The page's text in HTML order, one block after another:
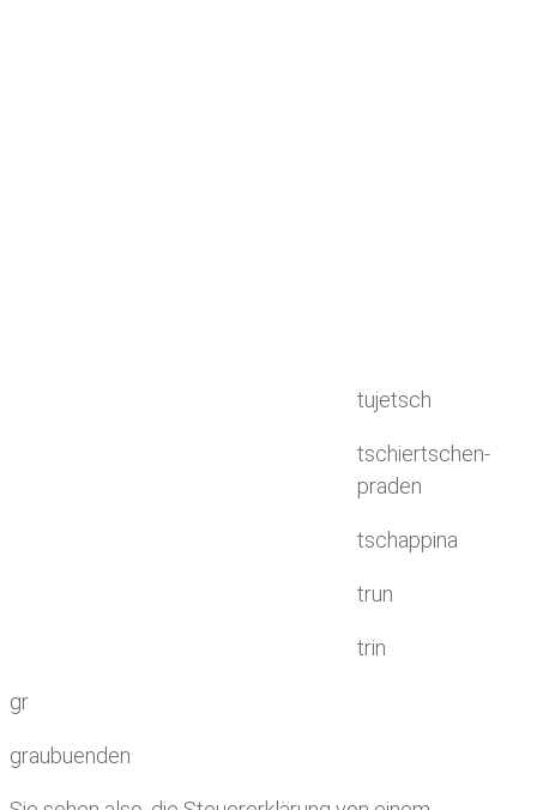
tujetsch
tschiertschen-
praden
tschappina
trun
trin
gr
graubuenden